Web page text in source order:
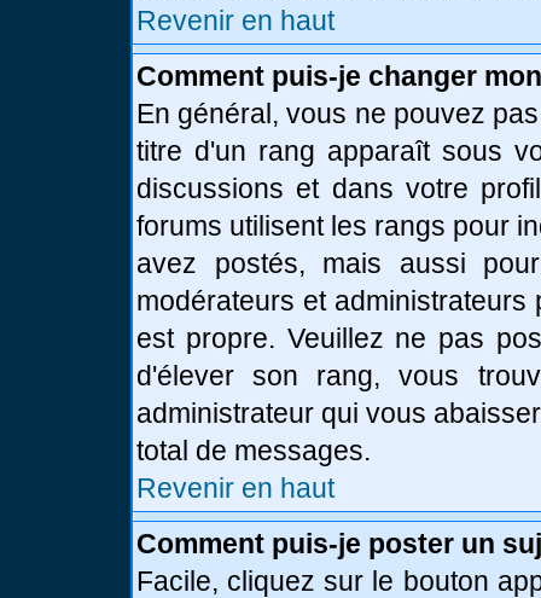
Revenir en haut
Comment puis-je changer
En général, vous ne pouvez
titre d'un rang apparaît sous
discussions et dans votre
forums utilisent les rangs pour
avez postés, mais aussi
modérateurs et
est propre. Veuillez ne pas
d'élever son rang, vous
administrateur qui vous
total de messages.
Revenir en haut
Comment puis-je poster un
Facile, cliquez sur le bouton